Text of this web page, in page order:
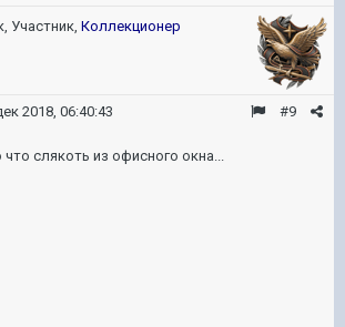
Участник, Коллекционер
#9
2018, 06:40:43
слякоть из офисного окна...